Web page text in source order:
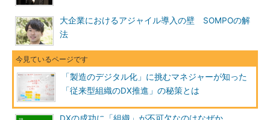
大企業におけるアジャイル導入の壁 SOMPOの解
法
「製造のデジタル化」に挑むマネジャーが知った
「従来型組織のDX推進」の秘策とは